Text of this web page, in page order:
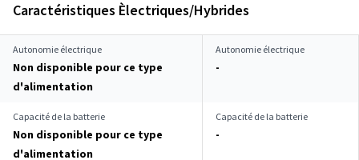
Caractéristiques Èlectriques/Hybrides
Autonomie électrique
Non disponible pour ce type
d'alimentation
Autonomie électrique
-
Capacité de la batterie
Non disponible pour ce type
d'alimentation
Capacité de la batterie
-